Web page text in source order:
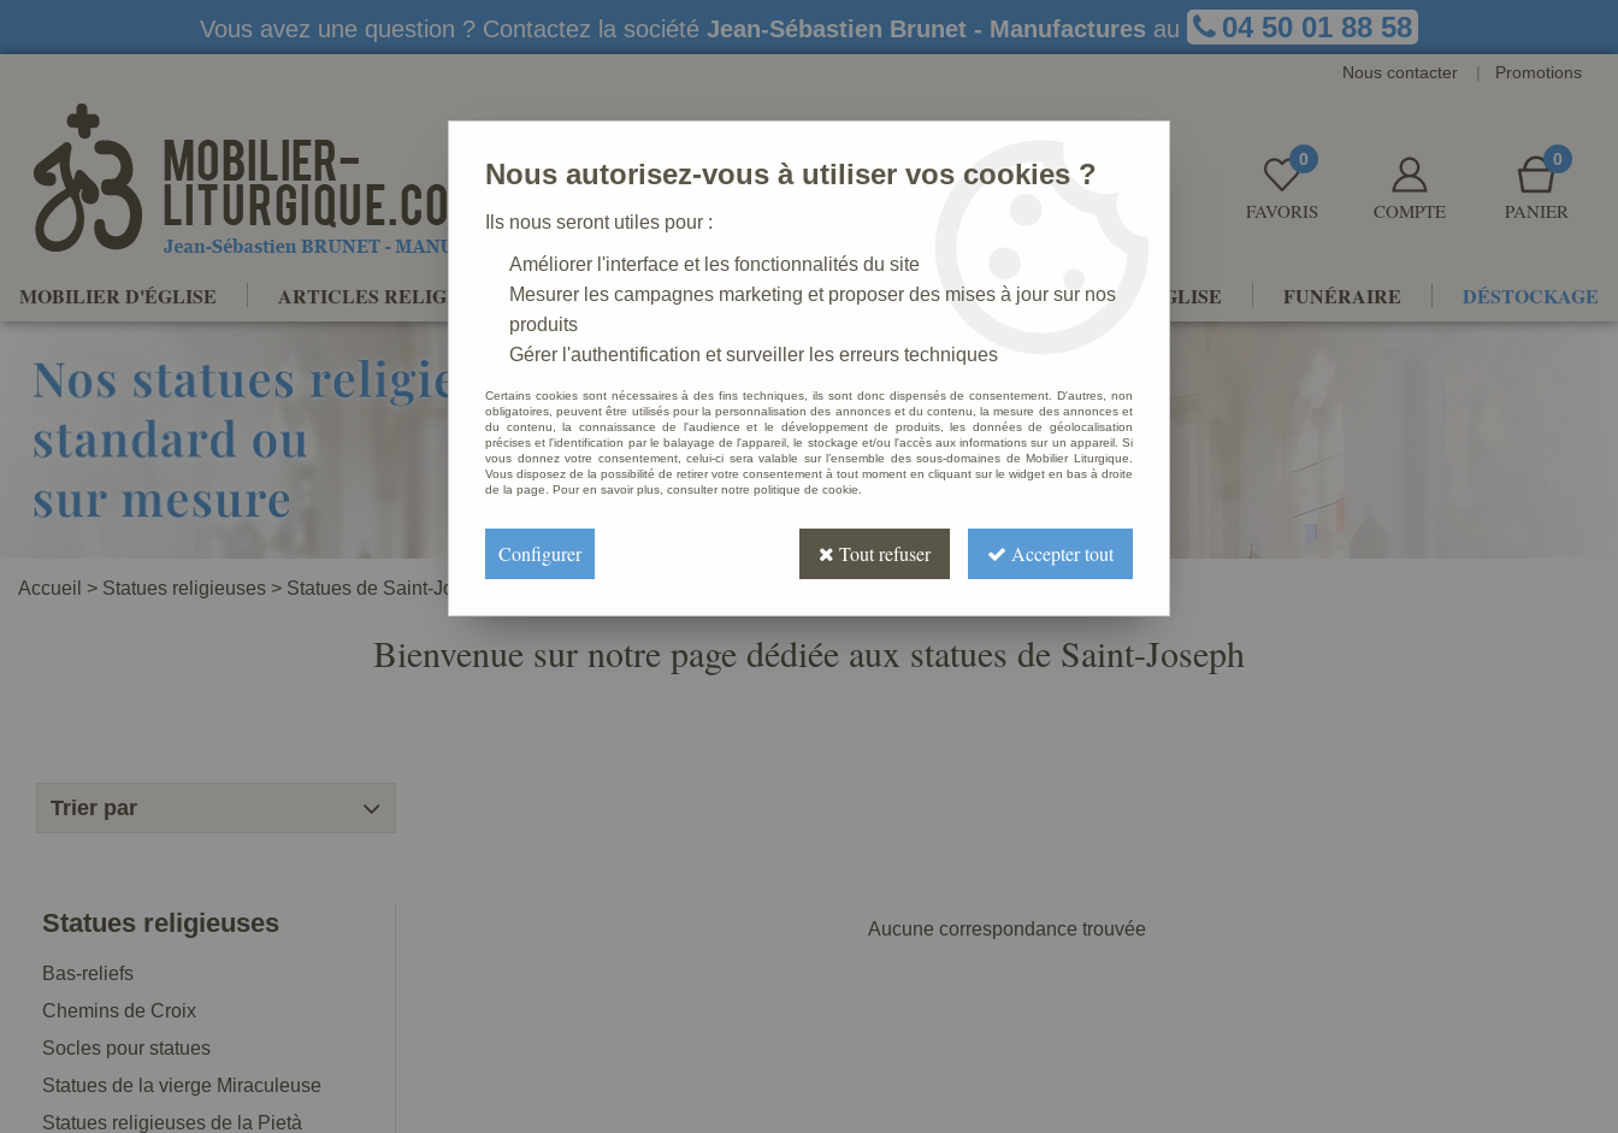
Vous avez une question ? Contactez la société Jean-Sébastien Brunet - Manufactures au 04 50 01 88 58
Nous contacter | Promotions
0
FAVORIS COMPTE
0
PANIER
MOBILIER D'ÉGLISE ARTICLES RELIGIEUX STATUES CRÈCHES DE NOËL AMÉNAGEMENTS D'ÉGLISE FUNÉRAIRE DÉSTOCKAGE
Accueil > Statues religieuses > Statues de Saint-Joseph
Bienvenue sur notre page dédiée aux statues de Saint-Joseph
Trier par
Statues religieuses
Bas-reliefs
Chemins de Croix
Socles pour statues
Statues de la vierge Miraculeuse
Statues religieuses de la Pietà
Aucune correspondance trouvée
Nous autorisez-vous à utiliser vos cookies ?
Ils nous seront utiles pour :
Améliorer l'interface et les fonctionnalités du site
Mesurer les campagnes marketing et proposer des mises à jour sur nos
produits
Gérer l'authentification et surveiller les erreurs techniques
Certains cookies sont nécessaires à des fins techniques, ils sont donc dispensés de consentement. D'autres, non
obligatoires, peuvent être utilisés pour la personnalisation des annonces et du contenu, la mesure des annonces et
du contenu, la connaissance de l'audience et le développement de produits, les données de géolocalisation
précises et l'identification par le balayage de l'appareil, le stockage et/ou l'accès aux informations sur un appareil. Si
vous donnez votre consentement, celui-ci sera valable sur l’ensemble des sous-domaines de Mobilier Liturgique.
Vous disposez de la possibilité de retirer votre consentement à tout moment en cliquant sur le widget en bas à droite
de la page. Pour en savoir plus, consulter notre politique de cookie.
Configurer Tout refuser Accepter tout